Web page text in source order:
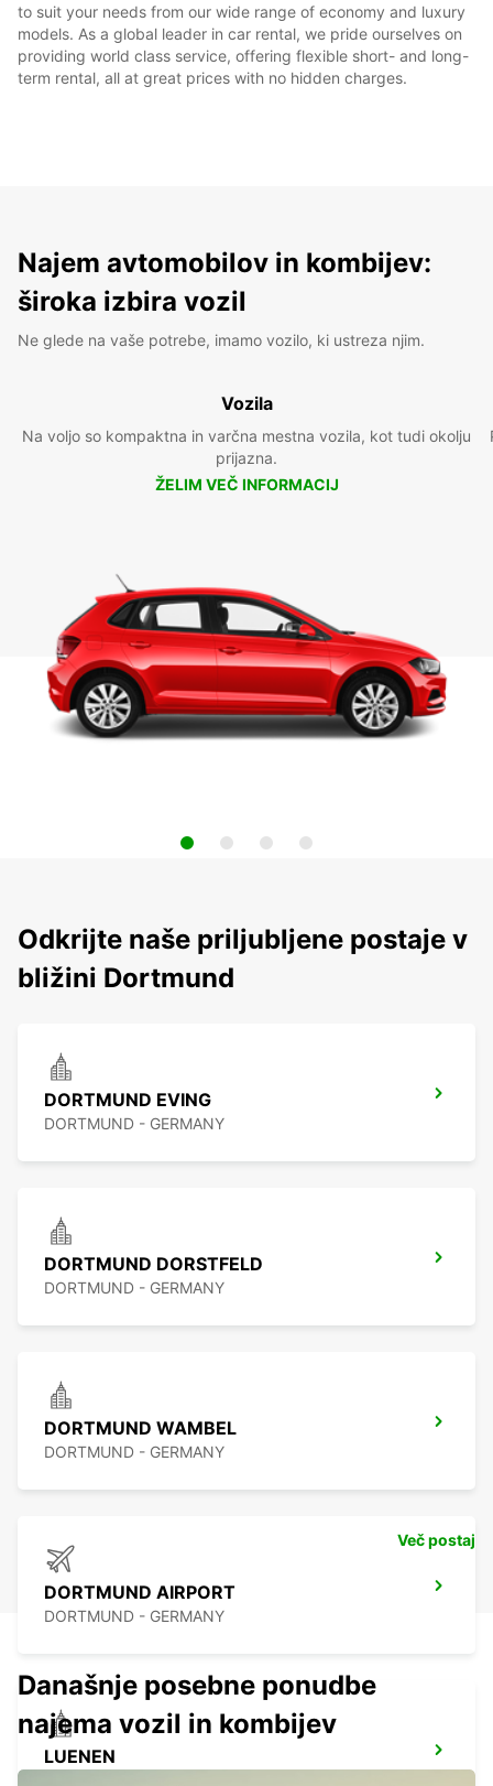
to suit your needs from our wide range of economy and luxury
models. As a global leader in car rental, we pride ourselves on
providing world class service, offering flexible short- and long-
term rental, all at great prices with no hidden charges.
Najem avtomobilov in kombijev:
široka izbira vozil
Ne glede na vaše potrebe, imamo vozilo, ki ustreza njim.
Vozila
Na voljo so kompaktna in varčna mestna vozila, kot tudi okolju
prijazna.
ŽELIM VEČ INFORMACIJ
Odkrijte naše priljubljene postaje v
bližini Dortmund
DORTMUND EVING
DORTMUND - GERMANY
DORTMUND DORSTFELD
DORTMUND - GERMANY
DORTMUND WAMBEL
DORTMUND - GERMANY
DORTMUND AIRPORT
DORTMUND - GERMANY
LUENEN
Več postaj
Današnje posebne ponudbe
najema vozil in kombijev